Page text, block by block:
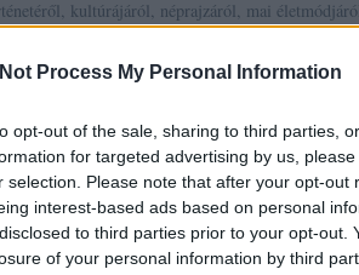
Process My Personal Information
opt-out of the sale, sharing to third parties,
for targeted advertising by us,
selection. Please note that after your opt-out
interest-based ads based on personal
to third parties prior to your opt-out.
of your personal information by third
kultúrájáról, néprajzáról, mai
bemutató gyűjtőoldal
feketével jelölve a magyarok ill. székelyek)